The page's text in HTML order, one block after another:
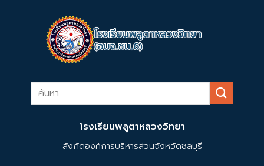
โรงเรียนพลูตาหลวงวิทยา
สังกัดองค์การบริหารส่วนจังหวัดชลบุรี